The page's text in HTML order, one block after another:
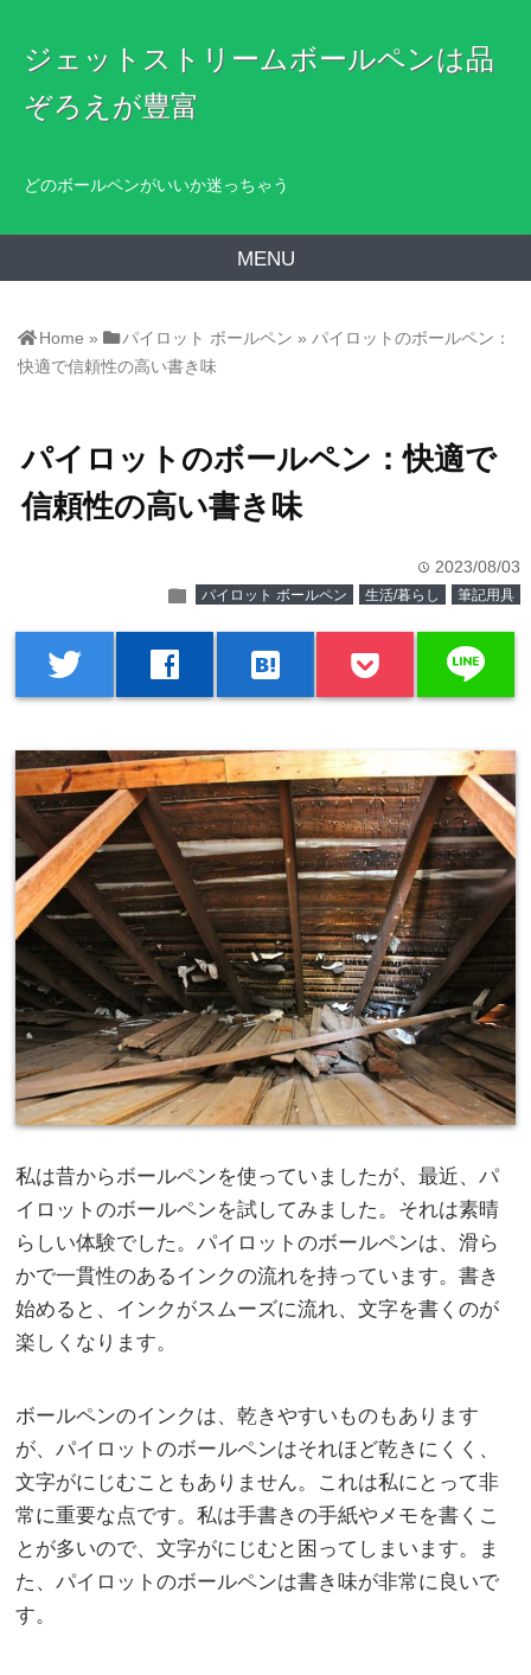
ジェットストリームボールペンは品
ぞろえが豊富
どのボールペンがいいか迷っちゃう
MENU
Home » パイロット ボールペン » パイロットのボールペン：
快適で信頼性の高い書き味
パイロットのボールペン：快適で
信頼性の高い書き味
time 2023/08/03
folder パイロット ボールペン 生活/暮らし 筆記用具
twitter facebook hatenabookmark line
私は昔からボールペンを使っていましたが、最近、パ
イロットのボールペンを試してみました。 それは素晴
らしい体験でした。パイロットのボールペンは、滑ら
かで一貫性のあるインクの流れを持っています。書き
始めると、インクがスムーズに流れ、文字を書くのが
楽しくなります。
ボールペンのインクは、乾きやすいものもあります
が、パイロットのボールペンはそれほど乾きにくく、
文字がにじむこともありません。これは私にとって非
常に重要な点です。私は手書きの手紙やメモを書くこ
とが多いので、文字がにじむと困ってしまいます。ま
た、パイロットのボールペンは書き味が非常に良いで
す。